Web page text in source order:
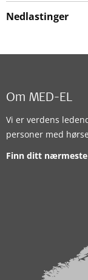
Nedlastinger
Om MED-EL
Vi er verdens
personer med
Finn ditt nærmeste